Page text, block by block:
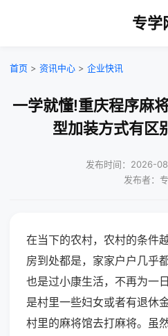
专学
首页 > 资讯中心 > 企业快讯
一学就懂!重庆程序麻
型加装方式有区
发布时间：2026-
发布者：
在当下的农村，农村的条件
房到处都是，家家户户几乎
也是过小康生活，不再为一
是村里一些妇女或者有退休
村里的麻将馆去打麻将。虽